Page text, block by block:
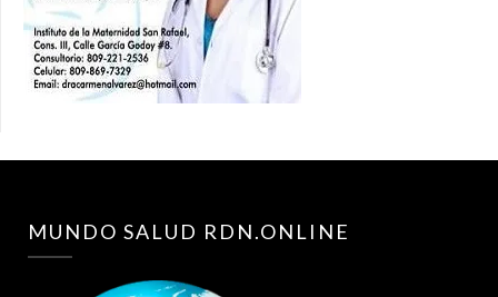
MUNDO SALUD RDN.ONLINE